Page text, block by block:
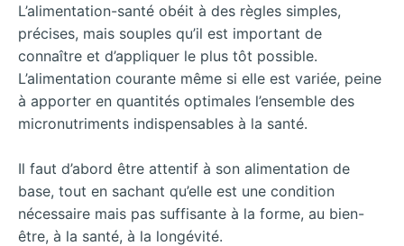
L’alimentation-santé obéit à des règles simples,
précises, mais souples qu’il est important de
connaître et d’appliquer le plus tôt possible.
L’alimentation courante même si elle est variée, peine
à apporter en quantités optimales l’ensemble des
micronutriments indispensables à la santé.
Il faut d’abord être attentif à son alimentation de
base, tout en sachant qu’elle est une condition
nécessaire mais pas suffisante à la forme, au bien-
être, à la santé, à la longévité.